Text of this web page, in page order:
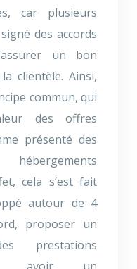
car plusieurs
des accords
un bon
clientèle. Ainsi,
commun, qui
des offres
présenté des
cela s’est fait
autour de 4
proposer un
prestations